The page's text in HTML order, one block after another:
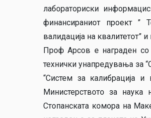
лабораториски
финансираниот проект ”
валидација на квалитетот”
Проф Арсов е награден
технички унапредувања за
“Систем за калибрација
Министерството за
Стопанската комора на